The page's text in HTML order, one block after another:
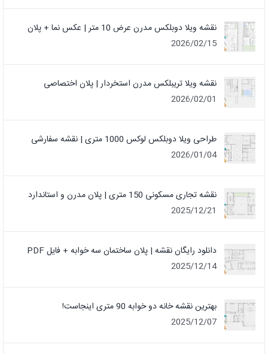
نقشه ویلا دوبلکس مدرن عرض 10 متر | عکس نما + پلان
2026/02/15
نقشه ویلا تریبلکس مدرن استخردار | پلان اختصاصی
2026/02/01
طراحی ویلا دوبلکس لوکس 1000 متری | نقشه سفارشی
2026/01/04
نقشه تجاری مسکونی 150 متری | پلان مدرن و استاندارد
2025/12/21
دانلود رایگان نقشه | پلان ساختمان سه خوابه + فایل PDF
2025/12/14
بهترین نقشه خانه دو خوابه 90 متری اینجاست!
2025/12/07